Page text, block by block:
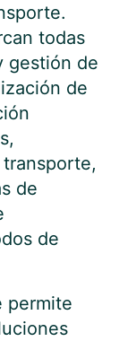
todas
gestión de
de
de
de
permite